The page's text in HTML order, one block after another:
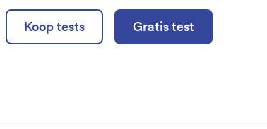
Koop tests Gratis test